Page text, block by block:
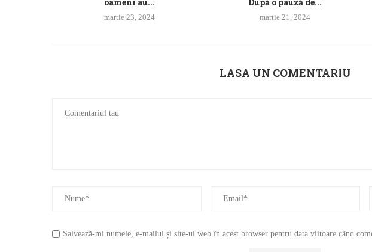
martie 23, 2024 martie 21, 2024
LASA UN COMENTARIU
Salvează-mi numele, e-mailul și site-ul web în acest browser pentru data viitoare când